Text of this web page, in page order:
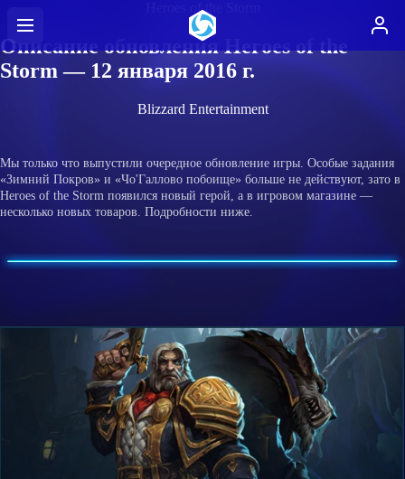
Heroes of the Storm
Описание обновления Heroes of the
Storm — 12 января 2016 г.
Blizzard Entertainment
Мы только что выпустили очередное обновление игры. Особые задания
«Зимний Покров» и «Чо'Галлово побоище» больше не действуют, зато в
Heroes of the Storm появился новый герой, а в игровом магазине —
несколько новых товаров. Подробности ниже.